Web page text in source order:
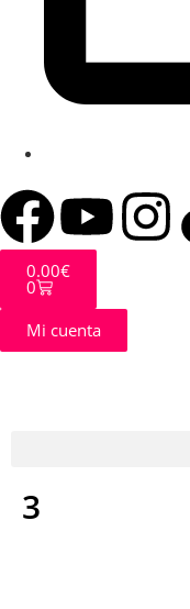
0.00€
0
Mi cuenta
3